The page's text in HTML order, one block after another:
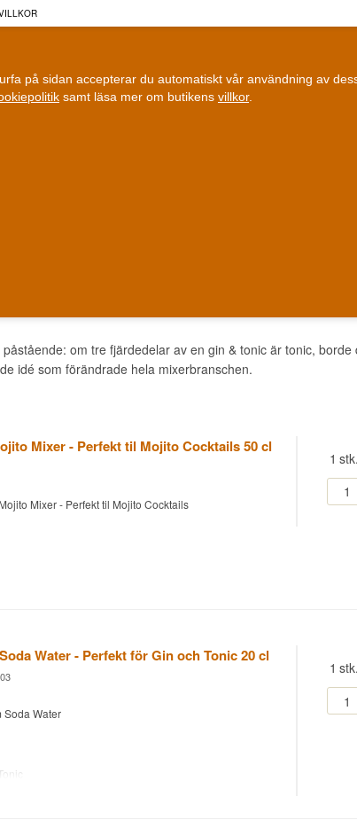
på sidan accepterar du automatiskt vår användning av
samt läsa mer om butikens villkor.
om tre fjärdedelar av en gin & tonic är tonic,
idé som förändrade hela mixerbranschen.
Mixer - Perfekt til Mojito Cocktails 50 cl
Mixer - Perfekt til Mojito Cocktails
1 stk.
Water - Perfekt för Gin och Tonic 20 cl
Soda Water
1 stk.